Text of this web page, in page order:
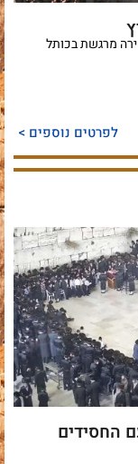
מרגשת בכותל
לפרטים נוספים >
החסידים